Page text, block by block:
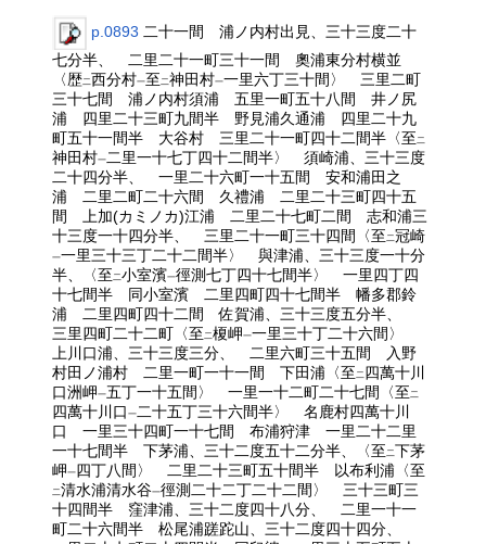
p.0893 二十一間 浦ノ内村出見、三十三度二十
七分半、 二里二十一町三十一間 奧浦東分村横並
〈歴二西分村一至 二神田村一一里六丁三十間〉 三里二町
三十七間 浦ノ内村須浦 五里一町五十八間 井ノ尻
浦 四里二十三町九間半 野見浦久通浦 四里二十九
町五十一間半 大谷村 三里二十一町四十二間半〈至 二
神田村一 二里一十七丁四十二間半〉 須崎浦、三十三度
二十四分半、 一里二十六町一十五間 安和浦田之
浦 二里二町二十六間 久禮浦 二里二十三町四十五
間 上加(カミノカ)江浦 二里二十七町二間 志和浦三
十三度一十四分半、 三里二十一町三十四間〈至 二冠崎
一一里三十三丁二十二間半〉 與津浦、三十三度一十分
半、〈至 二小室濱一徑測七丁四十七間半〉 一里四丁四
十七間半 同小室濱 二里四町四十七間半 幡多郡鈴
浦 二里四町四十二間 佐賀浦、三十三度五分半、
三里四町二十二町〈至 二榎岬一一里三十丁二十六間〉
上川口浦、三十三度三分、 二里六町三十五間 入野
村田ノ浦村 二里一町一十一間 下田浦〈至 二 四萬十川
口洲岬一五丁一十五間〉 一里一十二町二十七間〈至 二
四萬十川口一 二十五丁三十六間半〉 名鹿村四萬十川
口 一里三十四町一十七間 布浦狩津 一里二十二里
一十七間半 下茅浦、三十二度五十二分半、〈至 二下茅
岬一四丁八間〉 二里二十三町五十間半 以布利浦〈至
二清水浦清水谷一徑測二十二丁二十二間〉 三十三町三
十四間半 窪津浦、三十二度四十八分、 二里一十一
町二十六間半 松尾浦蹉跎山、三十二度四十四分、